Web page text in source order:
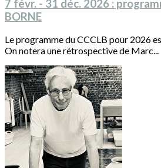
7 févr. - 31 déc. 2026 :
BORNE
Le programme du CCCLB pour 2026
On notera une rétrospective de Marc...